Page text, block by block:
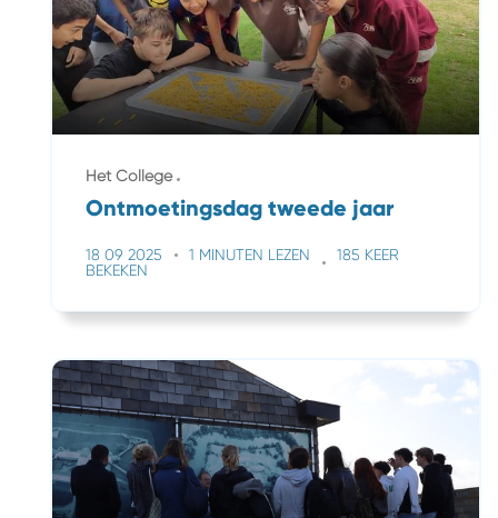
Het College
Ontmoetingsdag tweede jaar
18 09 2025 1 MINUTEN LEZEN
185 KEER
BEKEKEN